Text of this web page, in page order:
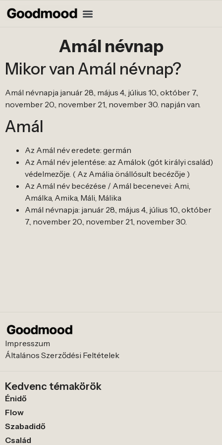
Amál névnap
Mikor van Amál névnap?
Amál névnapja január 28., május 4., július 10., október 7.,
november 20., november 21., november 30. napján van.
Amál
Az Amál név eredete: germán
Az Amál név jelentése: az Amálok (gót királyi család)
védelmezője. ( Az Amália önállósult becézője )
Az Amál név becézése / Amál becenevei: Ami,
Amálka, Amika, Máli, Málika
Amál névnapja: január 28., május 4., július 10., október
7., november 20., november 21., november 30.
Impresszum
Általános Szerződési Feltételek
Kedvenc témakörök
Énidő
Flow
Szabadidő
Család